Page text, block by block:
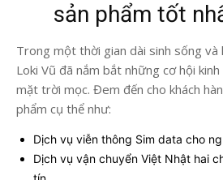
sản phẩm tốt
Trong một thời gian dài sinh sống và
Loki Vũ đã nắm bắt những cơ hội
mặt trời mọc. Đem đến cho khách
phẩm cụ thể như:
Dịch vụ viễn thông Sim data cho
Dịch vụ vận chuyển Việt Nhật hai